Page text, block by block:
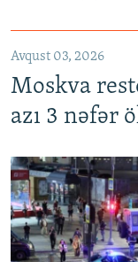
Avqust 03, 2026
Moskva
azı 3 nəfər